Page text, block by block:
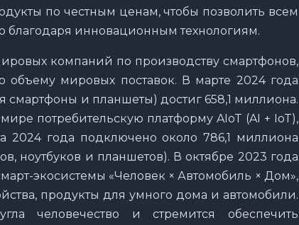
по честным ценам, чтобы позволить всем
инновационным технологиям.
компаний по производству смартфонов,
объему мировых поставок. В марте 2024 года
смартфоны и планшеты) достиг 658,1 миллиона.
потребительскую платформу AIoT (AI + IoT),
2024 года подключено около 786,1 миллиона
ноутбуков и планшетов). В октябре 2023 года
экосистемы «Человек × Автомобиль × Дом»,
продукты для умного дома и автомобили.
человечество и стремится обеспечить